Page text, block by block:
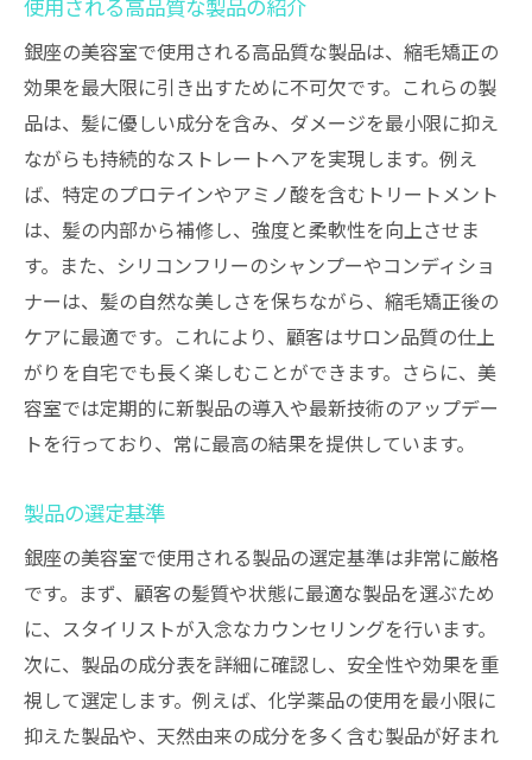
使用される高品質な製品の紹介
銀座の美容室で使用される高品質な製品は、縮毛矯正の
効果を最大限に引き出すために不可欠です。これらの製
品は、髪に優しい成分を含み、ダメージを最小限に抑え
ながらも持続的なストレートヘアを実現します。例え
ば、特定のプロテインやアミノ酸を含むトリートメント
は、髪の内部から補修し、強度と柔軟性を向上させま
す。また、シリコンフリーのシャンプーやコンディショ
ナーは、髪の自然な美しさを保ちながら、縮毛矯正後の
ケアに最適です。これにより、顧客はサロン品質の仕上
がりを自宅でも長く楽しむことができます。さらに、美
容室では定期的に新製品の導入や最新技術のアップデー
トを行っており、常に最高の結果を提供しています。
製品の選定基準
銀座の美容室で使用される製品の選定基準は非常に厳格
です。まず、顧客の髪質や状態に最適な製品を選ぶため
に、スタイリストが入念なカウンセリングを行います。
次に、製品の成分表を詳細に確認し、安全性や効果を重
視して選定します。例えば、化学薬品の使用を最小限に
抑えた製品や、天然由来の成分を多く含む製品が好まれ